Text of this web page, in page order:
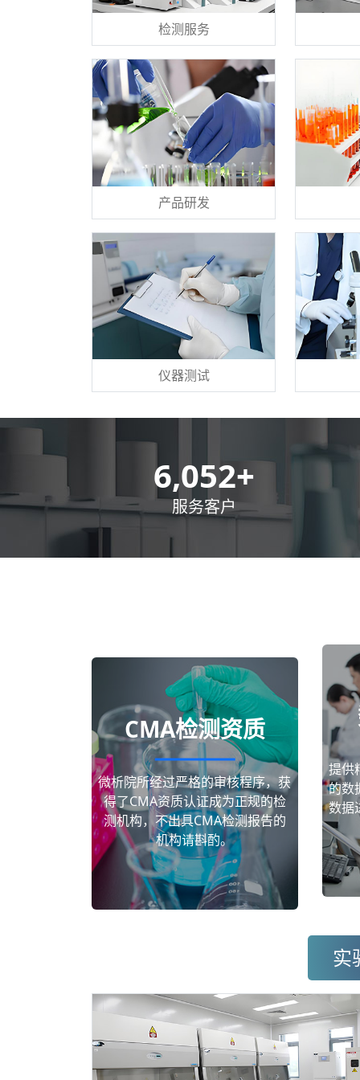
检测服务
产品研发
仪器测试
8,500+
服务客户
CMA检测资质
微析院所经过严格的审核程序，获
得了CMA资质认证成为正规的检
测机构，不出具CMA检测报告的
机构请斟酌。
提供
的数
数据
实